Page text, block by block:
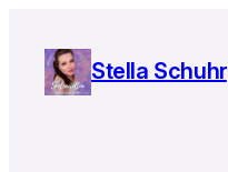
Inhalt
springen
Stella Schuhr